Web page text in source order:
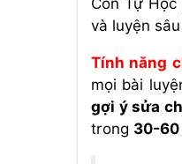
Con Tự
và luyện
Tính năng
mọi bài
gợi ý sửa
trong 30-60